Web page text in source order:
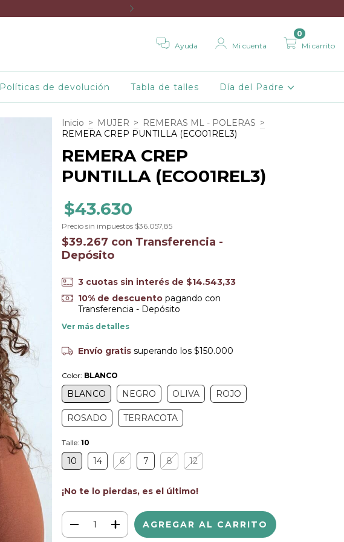
Ayuda Mi cuenta Mi carrito
0
Políticas de devolución Tabla de talles Día del Padre
Inicio > MUJER > REMERAS ML - POLERAS >
REMERA CREP PUNTILLA (ECO01REL3)
REMERA CREP
PUNTILLA (ECO01REL3)
$43.630
Precio sin impuestos $36.057,85
$39.267 con Transferencia -
Depósito
3 cuotas sin interés de $14.543,33
10% de descuentopagando con
Transferencia - Depósito
Ver más detalles
Envío gratis superando los $150.000
Color: BLANCO
BLANCO NEGRO OLIVA ROJO
ROSADO TERRACOTA
Talle: 10
10 14 6 7 8 12
¡No te lo pierdas, es el último!